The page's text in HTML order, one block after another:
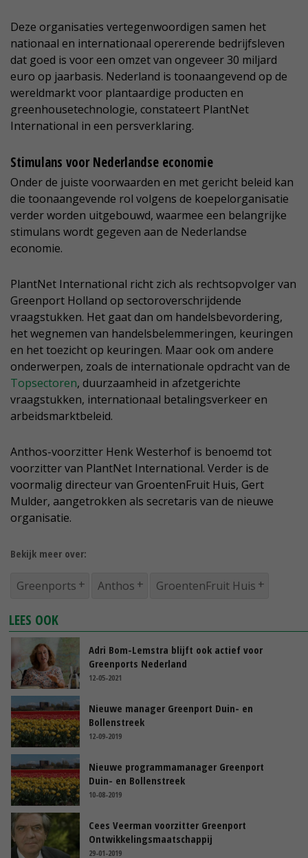
Deze organisaties vertegenwoordigen samen het
nationaal en internationaal opererende bedrijfsleven
dat goed is voor een omzet van ongeveer 30 miljard
euro op jaarbasis. Nederland is toonaangevend op de
wereldmarkt voor plantaardige producten en
greenhousetechnologie, constateert PlantNet
International in een persverklaring.
Stimulans voor Nederlandse economie
Onder de juiste voorwaarden en met gericht beleid kan
die toonaangevende rol volgens de koepelorganisatie
verder worden uitgebouwd, waarmee een belangrijke
stimulans wordt gegeven aan de Nederlandse
economie.
PlantNet International richt zich als rechtsopvolger van
Greenport Holland op sectoroverschrijdende
vraagstukken. Het gaat dan om handelsbevordering,
het wegnemen van handelsbelemmeringen, keuringen
en het toezicht op keuringen. Maar ook om andere
onderwerpen, zoals de internationale opdracht van de
Topsectoren, duurzaamheid in afzetgerichte
vraagstukken, internationaal betalingsverkeer en
arbeidsmarktbeleid.
Anthos-voorzitter Henk Westerhof is benoemd tot
voorzitter van PlantNet International. Verder is de
voormalig directeur van GroentenFruit Huis, Gert
Mulder, aangetrokken als secretaris van de nieuwe
organisatie.
Bekijk meer over:
Greenports Anthos GroentenFruit Huis
LEES OOK
Adri Bom-Lemstra blijft ook actief voor
Greenports Nederland
12-05-2021
Nieuwe manager Greenport Duin- en
Bollenstreek
12-09-2019
Nieuwe programmamanager Greenport
Duin- en Bollenstreek
10-08-2019
Cees Veerman voorzitter Greenport
Ontwikkelingsmaatschappij
29-01-2019